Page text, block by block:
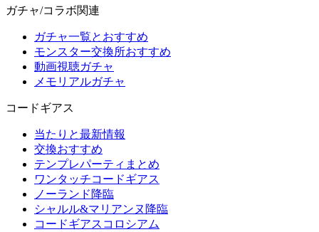
ガチャ/コラボ関連
ガチャ一覧とおすすめ
モンスター交換所おすすめ
動画視聴ガチャ
メモリアルガチャ
コードギアス
当たりと最新情報
交換おすすめ
テンプレパーティまとめ
ワンタッチコードギアス
ノーランド降臨
シャルル&マリアンヌ降臨
コードギアスコロシアム